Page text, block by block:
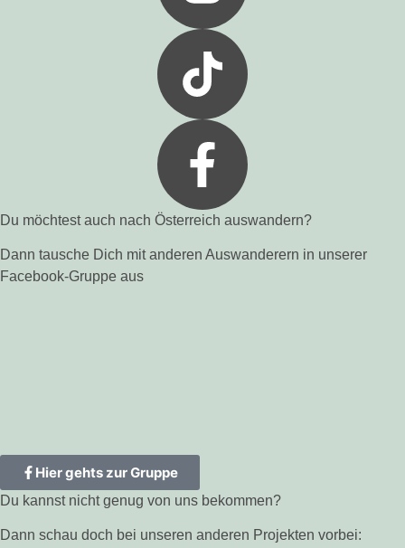
Du möchtest auch nach Österreich auswandern?
Dann tausche Dich mit anderen Auswanderern in unserer
Facebook-Gruppe aus
Hier gehts zur Gruppe
Du kannst nicht genug von uns bekommen?
Dann schau doch bei unseren anderen Projekten vorbei: